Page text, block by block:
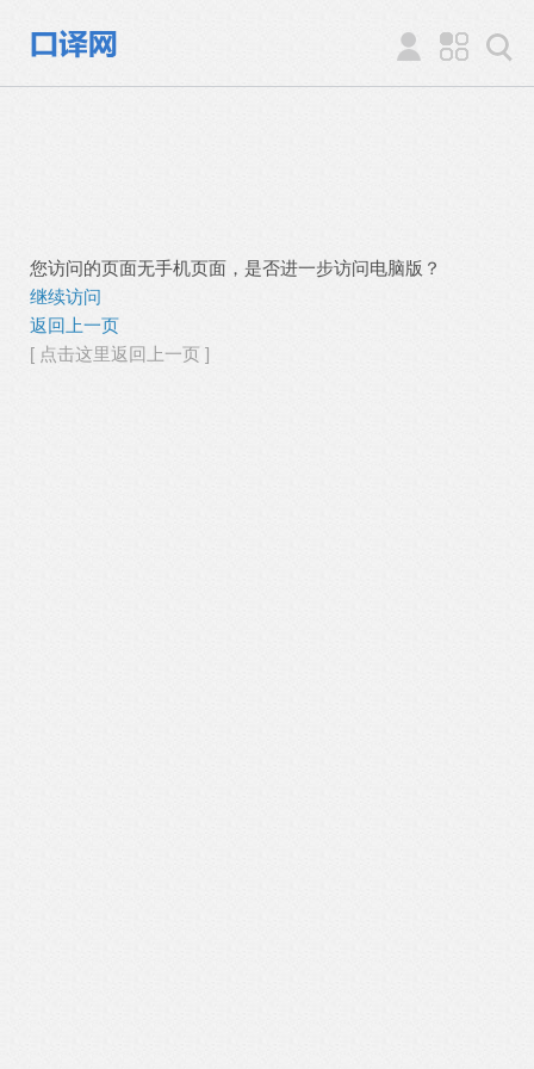
您访问的页面无手机页面，是否进一步访问电脑版？
继续访问
返回上一页
[ 点击这里返回上一页 ]